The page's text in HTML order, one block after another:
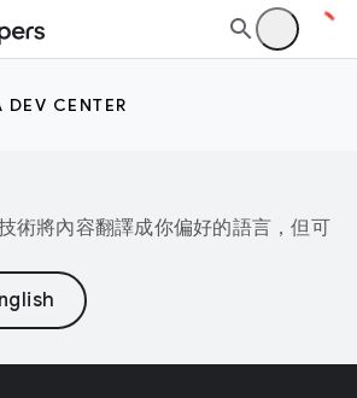
CENTER
術將內容翻譯成你偏好的語言，但可